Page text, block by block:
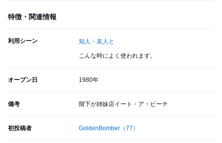
特徴・関連情報
利用シーン 知人・友人と
こんな時によく使われます。
オープン日 1980年
備考 階下が姉妹店イート・ア・ピーチ
初投稿者 GoldenBomber （77）